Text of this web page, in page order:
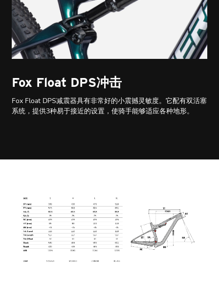
Fox Float DPS冲击
Fox Float DPS减震器具有非常好的小震撼灵敏度。它配有双活塞
系统，提供3种易于接近的设置，使骑手能够适应各种地形。